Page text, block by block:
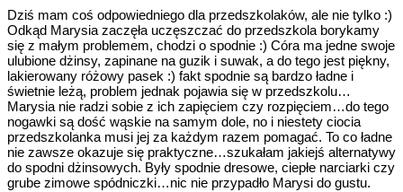
Dziś mam coś odpowiedniego dla przedszkolaków, ale nie tylko :)
Odkąd Marysia zaczęła uczęszczać do przedszkola borykamy
się z małym problemem, chodzi o spodnie :) Córa ma jedne swoje
ulubione dżinsy, zapinane na guzik i suwak, a do tego jest piękny,
lakierowany różowy pasek :) fakt spodnie są bardzo ładne i
świetnie leżą, problem jednak pojawia się w przedszkolu…
Marysia nie radzi sobie z ich zapięciem czy rozpięciem…do tego
nogawki są dość wąskie na samym dole, no i niestety ciocia
przedszkolanka musi jej za każdym razem pomagać. To co ładne
nie zawsze okazuje się praktyczne…szukałam jakiejś alternatywy
do spodni dżinsowych. Były spodnie dresowe, ciepłe narciarki czy
grube zimowe spódniczki…nic nie przypadło Marysi do gustu.